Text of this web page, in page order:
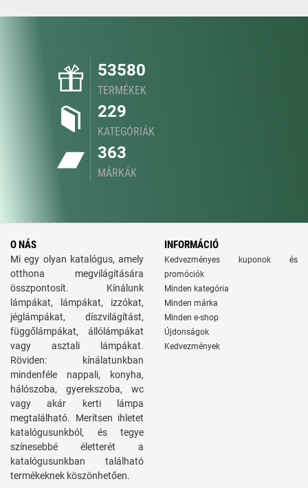
53580
TERMÉKEK
229
KATEGÓRIÁK
363
MÁRKÁK
O NÁS
Mi egy olyan katalógus, amely
otthona megvilágítására
összpontosít. Kínálunk
lámpákat, lámpákat, izzókat,
jéglámpákat, díszvilágítást,
függőlámpákat, állólámpákat
vagy asztali lámpákat.
Röviden: kínálatunkban
mindenféle nappali, konyha,
hálószoba, gyerekszoba, wc
vagy akár kerti lámpa
megtalálható. Merítsen ihletet
katalógusunkból, és tegye
színesebbé életterét a
katalógusunkban található
termékeknek köszönhetően.
INFORMÁCIÓ
Kedvezményes kuponok és
promóciók
Minden kategória
Minden márka
Minden e-shop
Újdonságok
Kedvezmények